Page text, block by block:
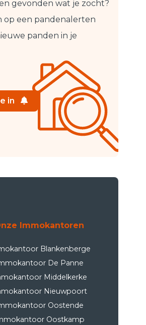
gevonden wat je zocht?
op een pandenalerten
panden in je
in
Immokantoren
Blankenberge
De Panne
Middelkerke
Nieuwpoort
Oostende
Oostkamp